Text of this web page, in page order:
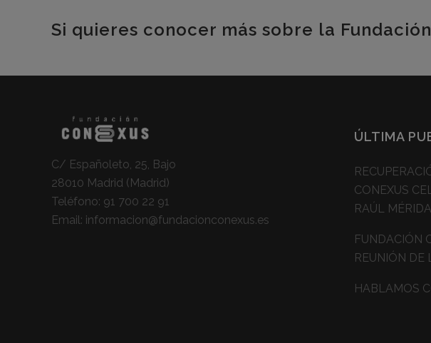
Si quieres conocer más sobre la
C/ Españoleto, 25, Bajo
28010 Madrid (Madrid)
Teléfono: 91 700 22 91
Email: informacion@fundacionconexus.es
ÚLTIMA
CONEXUS
RAÚL MÉRIDA
FUNDACIÓN
REUNIÓN DE
HABLAMOS